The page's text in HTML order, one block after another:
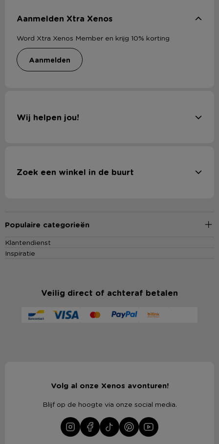
Aanmelden Xtra Xenos
Word Xtra Xenos Member en krijg 10% korting
aanmelden
Wij helpen jou!
Zoek een winkel in de buurt
Populaire categorieën
Klantendienst
Inspiratie
Veilig direct of achteraf betalen
Volg al onze Xenos avonturen!
Blijf op de hoogte via onze social media.